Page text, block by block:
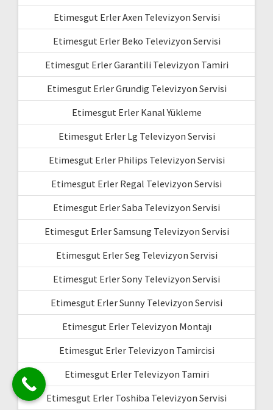
Etimesgut Erler Axen Televizyon Servisi
Etimesgut Erler Beko Televizyon Servisi
Etimesgut Erler Garantili Televizyon Tamiri
Etimesgut Erler Grundig Televizyon Servisi
Etimesgut Erler Kanal Yükleme
Etimesgut Erler Lg Televizyon Servisi
Etimesgut Erler Philips Televizyon Servisi
Etimesgut Erler Regal Televizyon Servisi
Etimesgut Erler Saba Televizyon Servisi
Etimesgut Erler Samsung Televizyon Servisi
Etimesgut Erler Seg Televizyon Servisi
Etimesgut Erler Sony Televizyon Servisi
Etimesgut Erler Sunny Televizyon Servisi
Etimesgut Erler Televizyon Montajı
Etimesgut Erler Televizyon Tamircisi
Etimesgut Erler Televizyon Tamiri
Etimesgut Erler Toshiba Televizyon Servisi